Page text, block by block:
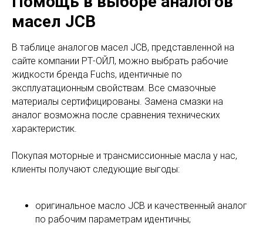
масел JCB
В таблице аналогов масел JCB, представленной на
сайте компании РТ-ОЙЛ, можно выбрать рабочие
жидкости бренда Fuchs, идентичные по
эксплуатационным свойствам. Все смазочные
материалы сертифицированы. Замена смазки на
аналог возможна после сравнения технических
характеристик.
Покупая моторные и трансмиссионные масла у нас,
клиенты получают следующие выгоды:
оригинальное масло JCB и качественный аналог
по рабочим параметрам идентичны;